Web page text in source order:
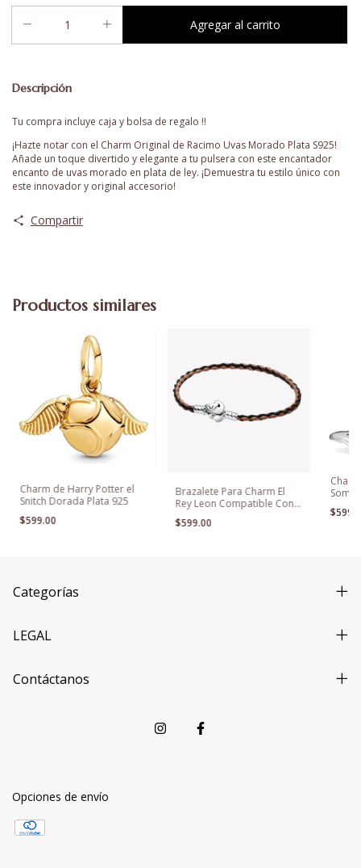
Descripción
Tu compra incluye caja y bolsa de regalo !!
¡Hazte notar con el Charm Original de Racimo Uvas Morado Plata S925!
Añade un toque divertido y elegante a tu pulsera con este encantador
encanto de uvas morado en plata de ley. ¡Demuestra tu estilo único con
este innovador y original accesorio!
Compartir
Productos similares
Charm de Harry Potter el
Snitch Dorada Plata 925
$599.00
Brazalete Para Charm El
Rey Leon Compatible Con
Pandora + un charm de
regalo
$599.00
Plata
Categorías
LEGAL
Contáctanos
Opciones de envío